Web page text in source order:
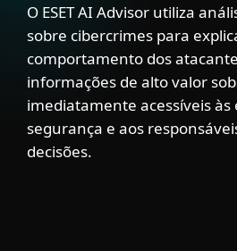
O ESET AI Advisor utiliza
sobre cibercrimes para
comportamento dos
informações de alto valor
imediatamente acessíveis às
segurança e aos
decisões.